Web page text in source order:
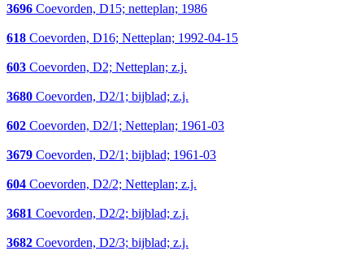
3696 Coevorden, D15; netteplan; 1986
618 Coevorden, D16; Netteplan; 1992-04-15
603 Coevorden, D2; Netteplan; z.j.
3680 Coevorden, D2/1; bijblad; z.j.
602 Coevorden, D2/1; Netteplan; 1961-03
3679 Coevorden, D2/1; bijblad; 1961-03
604 Coevorden, D2/2; Netteplan; z.j.
3681 Coevorden, D2/2; bijblad; z.j.
3682 Coevorden, D2/3; bijblad; z.j.